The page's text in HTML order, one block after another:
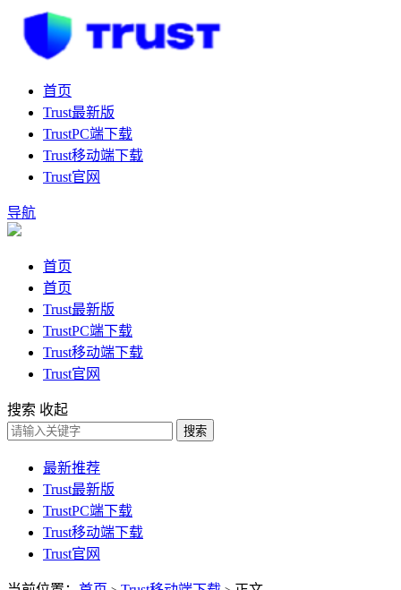
首页
Trust最新版
TrustPC端下载
Trust移动端下载
Trust官网
导航
首页
首页
Trust最新版
TrustPC端下载
Trust移动端下载
Trust官网
搜索 收起
搜索
最新推荐
Trust最新版
TrustPC端下载
Trust移动端下载
Trust官网